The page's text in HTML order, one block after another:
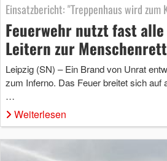
Einsatzbericht: "Treppenhaus wird zum
Feuerwehr nutzt fast
Leitern zur
Leipzig (SN) – Ein Brand von Unrat
zum Inferno. Das Feuer breitet sich auf
…
Weiterlesen